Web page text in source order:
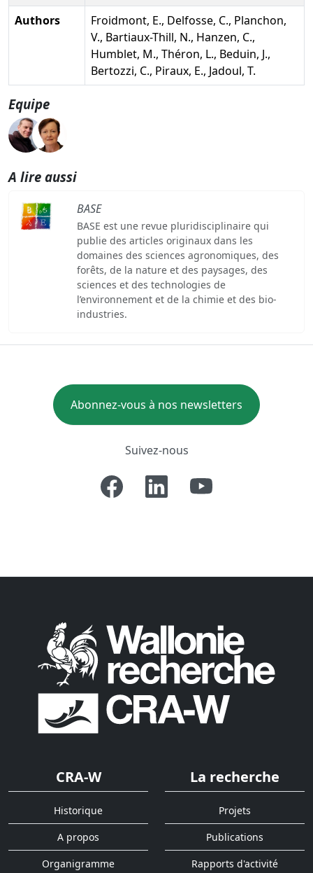
Authors
Froidmont, E., Delfosse, C., Planchon,
V., Bartiaux-Thill, N., Hanzen, C.,
Humblet, M., Théron, L., Beduin, J.,
Bertozzi, C., Piraux, E., Jadoul, T.
Equipe
A lire aussi
BASE
BASE est une revue pluridisciplinaire qui
publie des articles originaux dans les
domaines des sciences agronomiques, des
forêts, de la nature et des paysages, des
sciences et des technologies de
l’environnement et de la chimie et des bio-
industries.
Abonnez-vous à nos newsletters
Suivez-nous
CRA-W
Historique
A propos
Organigramme
La recherche
Projets
Publications
Rapports d'activité